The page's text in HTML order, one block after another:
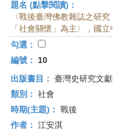
題名 (點擊閱讀)：
〈戰後臺灣佛教雜誌之研
「社會關懷」為主〉，國
勾選：
編號：
10
出版書目： 臺灣史研究文
類別： 社會
時期(主題)： 戰後
作者： 江安淇